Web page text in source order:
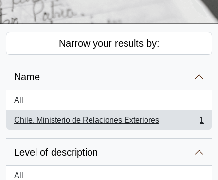
Narrow your results by:
Name
All
Chile. Ministerio de Relaciones Exteriores
, 1 results
1
Level of description
All